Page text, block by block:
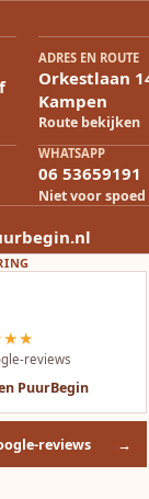
ADRES EN ROUTE
Orkestlaan
Kampen
Route bekijken
WHATSAPP
06 53659191
Niet voor spoed
reviews
PuurBegin
reviews →